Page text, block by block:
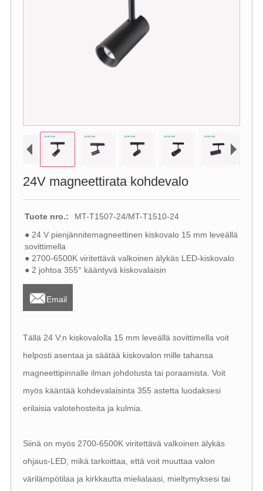
24V magneettirata kohdevalo
Tuote nro.:
MT-T1507-24/MT-T1510-24
● 24 V pienjännitemagneettinen kiskovalo 15 mm leveällä
sovittimella
● 2700-6500K viritettävä valkoinen älykäs LED-kiskovalo
● 2 johtoa 355° kääntyvä kiskovalaisin
Email
Tällä 24 V:n kiskovalolla 15 mm leveällä sovittimella voit
helposti asentaa ja säätää kiskovalon mille tahansa
magneettipinnalle ilman johdotusta tai poraamista. Voit
myös kääntää kohdevalaisinta 355 astetta luodaksesi
erilaisia ​​valotehosteita ja kulmia.
Siinä on myös 2700-6500K viritettävä valkoinen älykäs
ohjaus-LED, mikä tarkoittaa, että voit muuttaa valon
värilämpötilaa ja kirkkautta mielialaasi, mieltymyksesi tai